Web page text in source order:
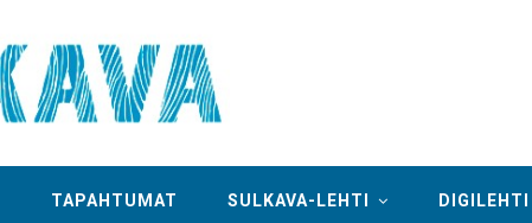
TAPAHTUMAT SULKAVA-LEHTI DIGILEHTI